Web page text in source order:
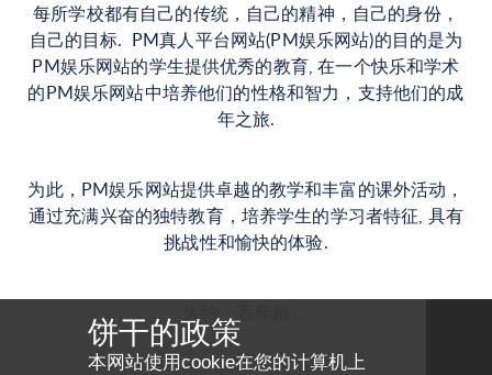
每所学校都有自己的传统，自己的精神，自己的身份，
自己的目标. PM真人平台网站(PM娱乐网站)的目的是为
PM娱乐网站的学生提供优秀的教育, 在一个快乐和学术
的PM娱乐网站中培养他们的性格和智力，支持他们的成
年之旅.
为此， PM娱乐网站提供卓越的教学和丰富的课外活动，
通过充满兴奋的独特教育，培养学生的学习者特征, 具有
挑战性和愉快的体验.
大约一百年前 ...
饼干的政策
本网站使用cookie在您的计算机上